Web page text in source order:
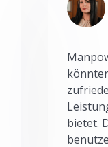
bietet.